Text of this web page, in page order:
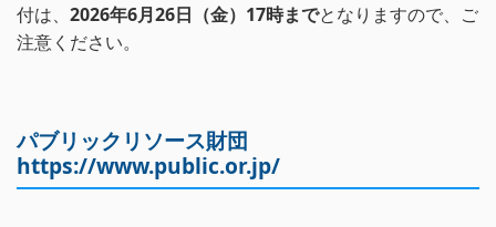
付は、 2026年6月26日（金）17時までとなりますので、ご
注意ください。
パブリックリソース財団
https://www.public.or.jp/